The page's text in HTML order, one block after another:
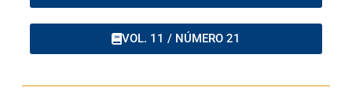
VOL. 11 / NÚMERO 21